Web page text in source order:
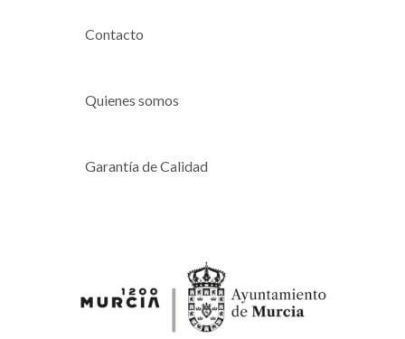
Contacto
Quienes somos
Garantía de Calidad